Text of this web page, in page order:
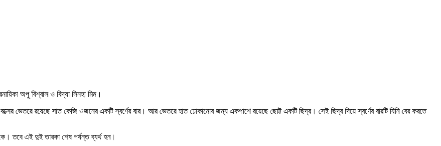
অপু বিশ্বাস ও বিদ্যা সিনহা মিম।
ভেতরে রয়েছে সাত কেজি ওজনের একটি স্বর্ণের বার। আর ভেতরে হাত ঢোকানোর জন্য একপাশে রয়েছে ছোট্ট একটি ছিদ্র। সেই ছিদ্র দিয়ে স্বর্ণের বারটি যিনি বের করতে
তবে এই দুই তারকা শেষ পর্যন্ত ব্যর্থ হন।